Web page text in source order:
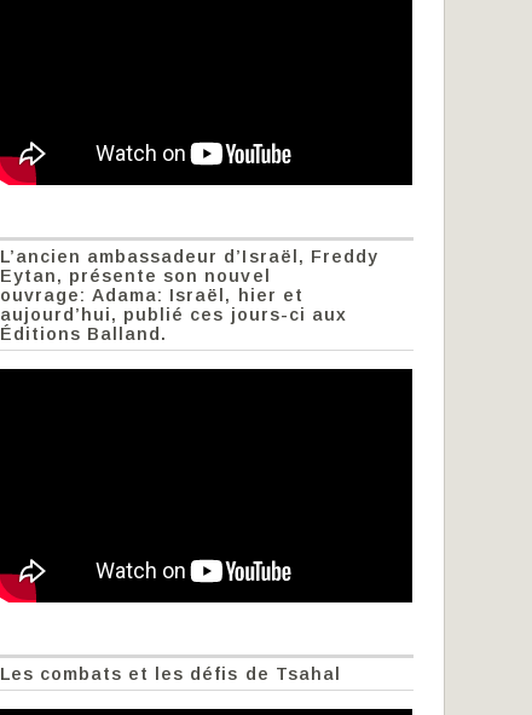
L’ancien ambassadeur d’Israël, Freddy
Eytan, présente son nouvel
ouvrage: Adama: Israël, hier et
aujourd’hui, publié ces jours-ci aux
Éditions Balland.
Les combats et les défis de Tsahal